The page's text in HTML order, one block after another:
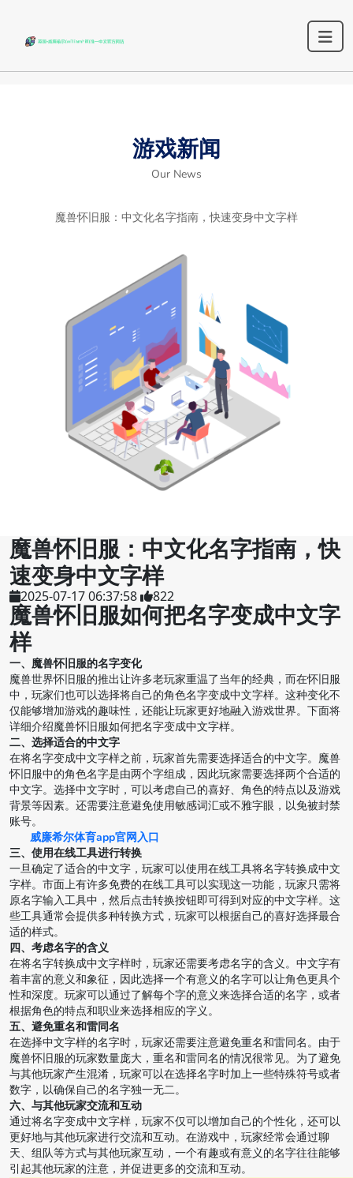
游戏新闻
Our News
魔兽怀旧服：中文化名字指南，快速变身中文字样
魔兽怀旧服：中文化名字指南，快
速变身中文字样
2025-07-17 06:37:58 822
魔兽怀旧服如何把名字变成中文字
样
一、魔兽怀旧服的名字变化
魔兽世界怀旧服的推出让许多老玩家重温了当年的经典，而在怀旧服
中，玩家们也可以选择将自己的角色名字变成中文字样。这种变化不
仅能够增加游戏的趣味性，还能让玩家更好地融入游戏世界。下面将
详细介绍魔兽怀旧服如何把名字变成中文字样。
二、选择适合的中文字
在将名字变成中文字样之前，玩家首先需要选择适合的中文字。魔兽
怀旧服中的角色名字是由两个字组成，因此玩家需要选择两个合适的
中文字。选择中文字时，可以考虑自己的喜好、角色的特点以及游戏
背景等因素。还需要注意避免使用敏感词汇或不雅字眼，以免被封禁
账号。
威廉希尔体育app官网入口
三、使用在线工具进行转换
一旦确定了适合的中文字，玩家可以使用在线工具将名字转换成中文
字样。市面上有许多免费的在线工具可以实现这一功能，玩家只需将
原名字输入工具中，然后点击转换按钮即可得到对应的中文字样。这
些工具通常会提供多种转换方式，玩家可以根据自己的喜好选择最合
适的样式。
四、考虑名字的含义
在将名字转换成中文字样时，玩家还需要考虑名字的含义。中文字有
着丰富的意义和象征，因此选择一个有意义的名字可以让角色更具个
性和深度。玩家可以通过了解每个字的意义来选择合适的名字，或者
根据角色的特点和职业来选择相应的字义。
五、避免重名和雷同名
在选择中文字样的名字时，玩家还需要注意避免重名和雷同名。由于
魔兽怀旧服的玩家数量庞大，重名和雷同名的情况很常见。为了避免
与其他玩家产生混淆，玩家可以在选择名字时加上一些特殊符号或者
数字，以确保自己的名字独一无二。
六、与其他玩家交流和互动
通过将名字变成中文字样，玩家不仅可以增加自己的个性化，还可以
更好地与其他玩家进行交流和互动。在游戏中，玩家经常会通过聊
天、组队等方式与其他玩家互动，一个有趣或有意义的名字往往能够
引起其他玩家的注意，并促进更多的交流和互动。